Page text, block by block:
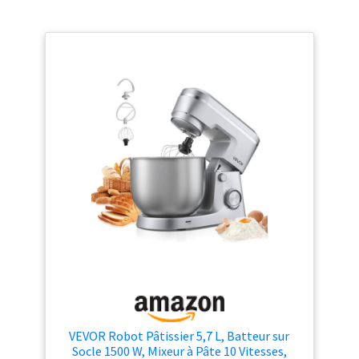
famille.6 vitesses de mélange
continu faible à élevé un
mélange sur mesure sans
effort et en profon deur pour
une variété d'aliments.
【Fonction de minuterie de
l'écran LCD】Réglez l'heure
de démarrage de l'appareil, le
compte à rebours est terminé,
des messages sonores
automatiquement, ce qui
facilite la préparation des
pâtisseries ! [Accessoires
multiples &
VEVOR Robot Pâtissier 5,7 L, Batteur sur
Socle 1500 W, Mixeur à Pâte 10 Vitesses,